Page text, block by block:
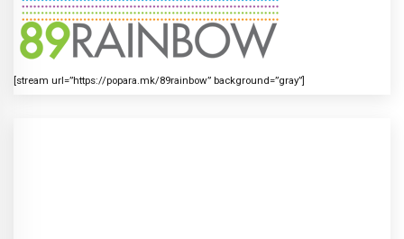
[stream url=”https://popara.mk/89rainbow” background=”gray”]